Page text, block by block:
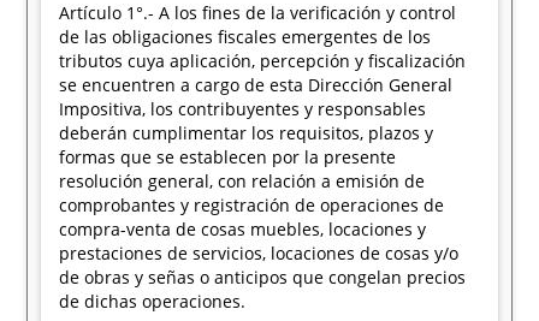
Artículo 1°.- A los fines de la verificación y control
de las obligaciones fiscales emergentes de los
tributos cuya aplicación, percepción y fiscalización
se encuentren a cargo de esta Dirección General
Impositiva, los contribuyentes y responsables
deberán cumplimentar los requisitos, plazos y
formas que se establecen por la presente
resolución general, con relación a emisión de
comprobantes y registración de operaciones de
compra-venta de cosas muebles, locaciones y
prestaciones de servicios, locaciones de cosas y/o
de obras y señas o anticipos que congelan precios
de dichas operaciones.